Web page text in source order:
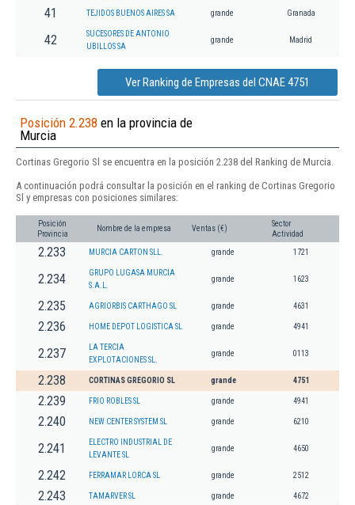
41 TEJIDOS BUENOS AIRES SA grande Granada
42
SUCESORES DE ANTONIO
UBILLOS SA
grande Madrid
Ver Ranking de Empresas del CNAE 4751
Posición 2.238 en la provincia de
Murcia
Cortinas Gregorio Sl se encuentra en la posición 2.238 del Ranking de Murcia.
A continuación podrá consultar la posición en el ranking de Cortinas Gregorio
Sl y empresas con posiciones similares:
Posición
Provincia
Nombre de la empresa Ventas (€)
Sector
Actividad
2.233 MURCIA CARTON SLL. grande 1721
2.234
GRUPO LUGASA MURCIA
S.A.L.
grande 1623
2.235 AGRIORBIS CARTHAGO SL grande 4631
2.236 HOME DEPOT LOGISTICA SL grande 4941
2.237
LA TERCIA
EXPLOTACIONES SL.
grande 0113
2.238 CORTINAS GREGORIO SL grande 4751
2.239 FRIO ROBLES SL grande 4941
2.240 NEW CENTER SYSTEM SL grande 6210
2.241
ELECTRO INDUSTRIAL DE
LEVANTE SL
grande 4650
2.242 FERRAMAR LORCA SL grande 2512
2.243 TAMARVER SL grande 4672